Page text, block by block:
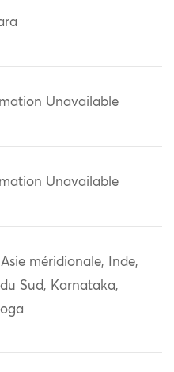
Unavailable
Unavailable
méridionale, Inde,
du Sud, Karnataka,